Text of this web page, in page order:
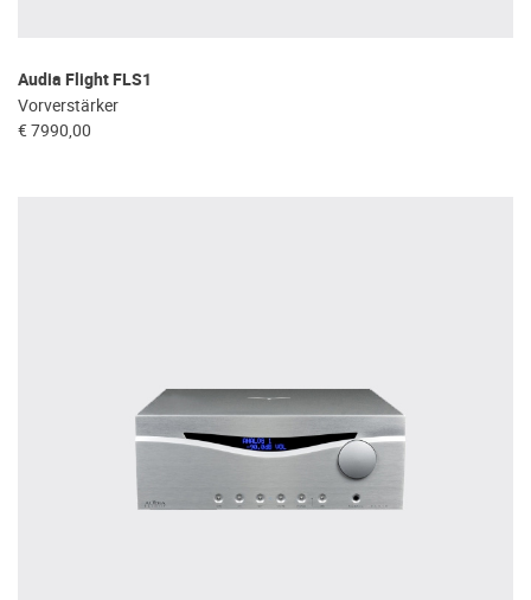
Audia Flight FLS1
Vorverstärker
€ 7990,00